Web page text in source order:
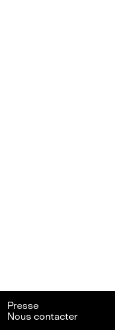
Presse
Nous contacter